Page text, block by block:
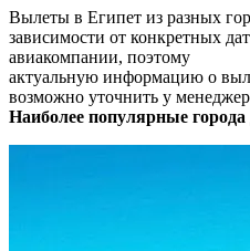
Вылеты в Египет из разных
зависимости от конкретных
авиакомпании, поэтому
актуальную информацию о
возможно уточнить у
Наиболее популярные